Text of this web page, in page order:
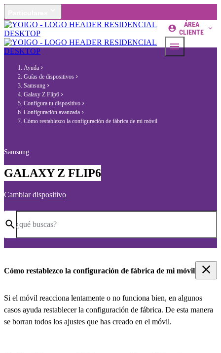
ÁREA
CLIENTE
Ayuda
Guías de dispositivos
Samsung
Galaxy Z Flip6
Configura tu dispositivo
Configuración avanzada
Cómo restablezco la configuración de fábrica de mi móvil
Samsung
GALAXY Z FLIP6
Cambiar dispositivo
¿qué buscas?
Cómo restablezco la configuración de fábrica de mi móvil
Si el móvil reacciona lentamente o no funciona bien, en algunos
casos ayuda restablecer la configuración de fábrica. De esta manera
se borran todos los ajustes que has creado en el móvil.